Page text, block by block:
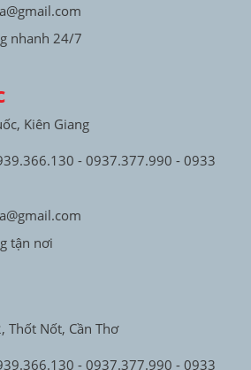
nhanh 24/7
Kiên Giang
- 0937.377.990 - 0933
tận nơi
Thốt Nốt, Cần Thơ
- 0937.377.990 - 0933